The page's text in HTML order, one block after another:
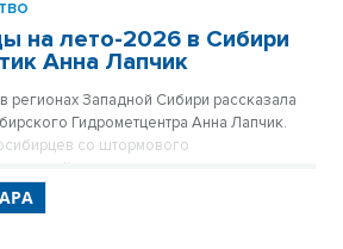
на лето-2026 в Сибири
Анна Лапчик
Западной Сибири рассказала
Гидрометцентра Анна Лапчик.
со штормового
жаре, которая продлится еще и
в июле температура ожидается
нормы, а август удивит жарким